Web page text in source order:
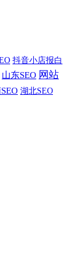
抖音小店报白
山东SEO 网站
湖北SEO